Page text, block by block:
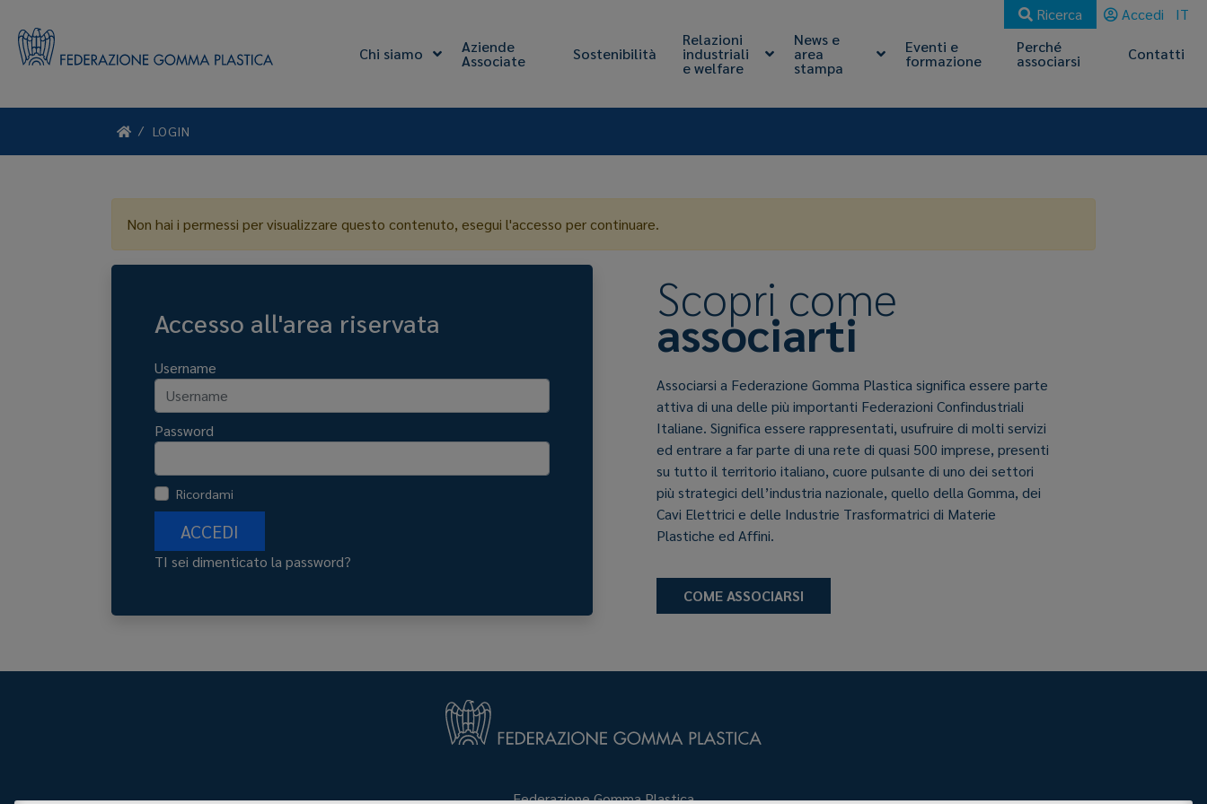
Ricerca Accedi IT
Chi siamo Aziende
Associate Sostenibilità
Relazioni
industriali
e welfare
News e
area
stampa
Eventi e
formazione
Perché
associarsi Contatti
LOGIN
Non hai i permessi per visualizzare questo contenuto, esegui l'accesso per continuare.
Accesso all'area riservata
Username
Password
Ricordami
ACCEDI
TI sei dimenticato la password?
Scopri come
associarti
Associarsi a Federazione Gomma Plastica significa essere parte
attiva di una delle più importanti Federazioni Confindustriali
Italiane. Significa essere rappresentati, usufruire di molti servizi
ed entrare a far parte di una rete di quasi 500 imprese, presenti
su tutto il territorio italiano, cuore pulsante di uno dei settori
più strategici dell’industria nazionale, quello della Gomma, dei
Cavi Elettrici e delle Industrie Trasformatrici di Materie
Plastiche ed Affini.
COME ASSOCIARSI
Federazione Gomma Plastica